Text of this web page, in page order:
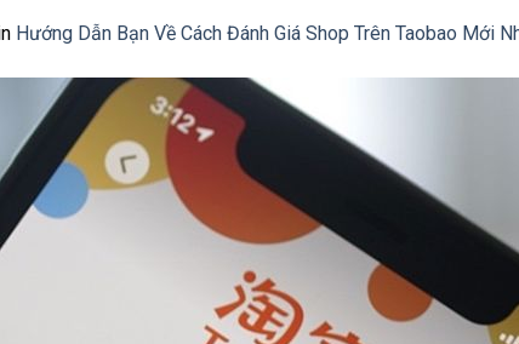
Hướng Dẫn Bạn Về Cách Đánh Giá Shop Trên Taobao Mới